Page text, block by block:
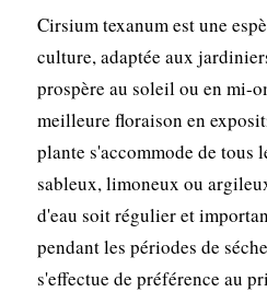
Cirsium texanum est une
culture, adaptée aux
prospère au soleil ou en mi-
meilleure floraison en
plante s'accommode de tous
sableux, limoneux ou
d'eau soit régulier et
pendant les périodes de
s'effectue de préférence au